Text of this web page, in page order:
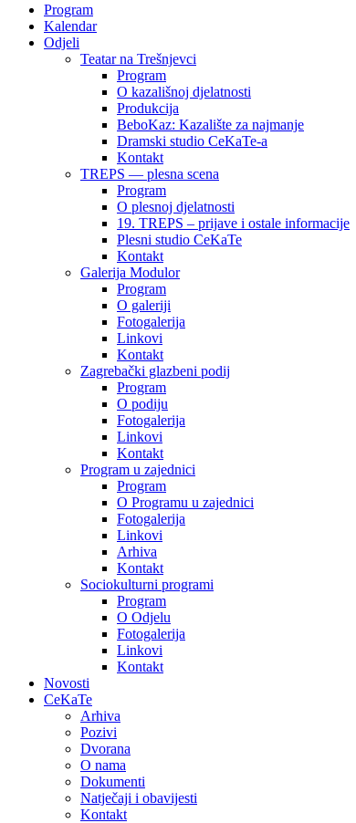
Program
Kalendar
Odjeli
Teatar na Trešnjevci
Program
O kazališnoj djelatnosti
Produkcija
BeboKaz: Kazalište za najmanje
Dramski studio CeKaTe-a
Kontakt
TREPS — plesna scena
Program
O plesnoj djelatnosti
19. TREPS – prijave i ostale informacije
Plesni studio CeKaTe
Kontakt
Galerija Modulor
Program
O galeriji
Fotogalerija
Linkovi
Kontakt
Zagrebački glazbeni podij
Program
O podiju
Fotogalerija
Linkovi
Kontakt
Program u zajednici
Program
O Programu u zajednici
Fotogalerija
Linkovi
Arhiva
Kontakt
Sociokulturni programi
Program
O Odjelu
Fotogalerija
Linkovi
Kontakt
Novosti
CeKaTe
Arhiva
Pozivi
Dvorana
O nama
Dokumenti
Natječaji i obavijesti
Kontakt